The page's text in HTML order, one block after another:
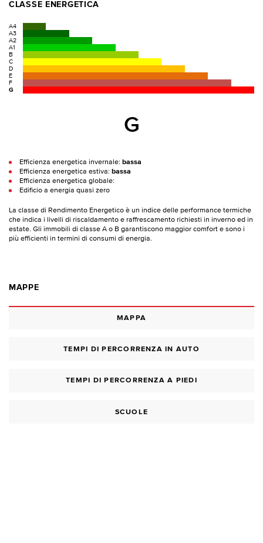
CLASSE ENERGETICA
A4
A3
A2
A1
B
C
D
E
F
G
G
Efficienza energetica invernale: bassa
Efficienza energetica estiva: bassa
Efficienza energetica globale:
Edificio a energia quasi zero
La classe di Rendimento Energetico è un indice delle performance termiche
che indica i livelli di riscaldamento e raffrescamento richiesti in inverno ed in
estate. Gli immobili di classe A o B garantiscono maggior comfort e sono i
più efficienti in termini di consumi di energia.
MAPPE
MAPPA
TEMPI DI PERCORRENZA IN AUTO
TEMPI DI PERCORRENZA A PIEDI
SCUOLE